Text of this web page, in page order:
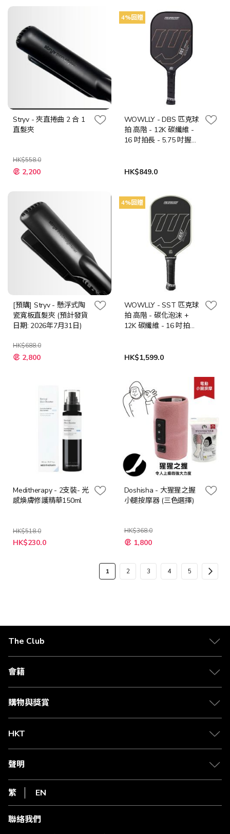
格
Stryv - 夾直捲曲 2 合 1
直髮夾
HK$558.0
特
殊
格
2,200
4%回贈
WOWLLY - DBS 匹克球
拍 高階 - 12K 碳纖維 -
16 吋拍長 - 5.75 吋握把
HK$849.0
[預購] Stryv - 懸浮式陶
瓷寬板直髮夾 (預計發貨
日期: 2026年7月31日)
HK$688.0
特
殊 2,800
4%回贈
WOWLLY - SST 匹克球
拍 高階 - 碳化泡沫 +
12K 碳纖維 - 16 吋拍長
HK$1,599.0
Meditherapy - 2支裝- 光
感煥膚修護精華150ml
HK$518.0
特
殊
HK$230.0
Doshisha - 大猩猩之握
小腿按摩器 (三色選擇)
HK$368.0
1,800
頁
您
1
頁
2
頁
3
頁
4
頁
5
The Club
關於 The Club
合作夥伴
媒體中心
會籍
會籍及專屬禮遇
賺取積分
購物與獎賞
物流與配送
Club Shopping 商品領取站
常見問題
HKT
csl.
1010
HKT
聲明
私隱聲明
使用條款
條款及細則
不歧視及不騷擾聲明
繁 EN
聯絡我們